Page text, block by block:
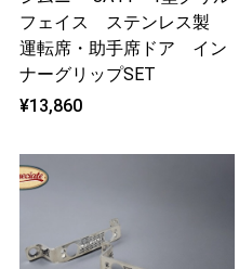
フェイス ステンレス製
運転席・助手席ドア イン
ナーグリップSET
¥13,860